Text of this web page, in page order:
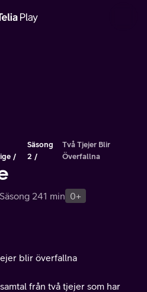
Säsong
2
Två Tjejer Blir
Överfallna
Säsong 241 min 0+
blir överfallna
från två tjejer som har